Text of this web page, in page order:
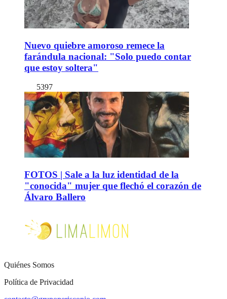
Nuevo quiebre amoroso remece la
farándula nacional: "Solo puedo contar
que estoy soltera"
5397
FOTOS | Sale a la luz identidad de la
"conocida" mujer que flechó el corazón de
Álvaro Ballero
Quiénes Somos
Política de Privacidad